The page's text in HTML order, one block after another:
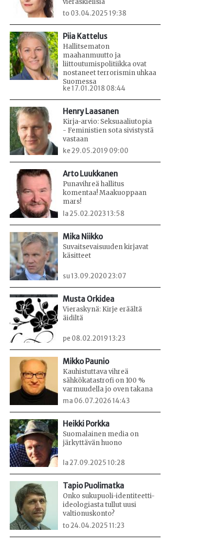
vieraskielisiä
to 03.04.2025 19:38
Piia Kattelus
Hallitsematon
maahanmuutto ja
liittoutumispolitiikka ovat
nostaneet terrorismin uhkaa
Suomessa
ke 17.01.2018 08:44
Henry Laasanen
Kirja-arvio: Seksuaaliutopia
- Feministien sota sivistystä
vastaan
ke 29.05.2019 09:00
Arto Luukkanen
Punavihreä hallitus
komentaa! Maakuoppaan
mars!
la 25.02.2023 13:58
Mika Niikko
Suvaitsevaisuuden kirjavat
käsitteet
su 13.09.2020 23:07
Musta Orkidea
Vieraskynä: Kirje eräältä
äidiltä
pe 08.02.2019 13:23
Mikko Paunio
Kauhistuttava vihreä
sähkökatastrofi on 100 %
varmuudella jo oven takana
ma 06.07.2026 14:43
Heikki Porkka
Suomalainen media on
järkyttävän huono
la 27.09.2025 10:28
Tapio Puolimatka
Onko sukupuoli-identiteetti-
ideologiasta tullut uusi
valtionuskonto?
to 24.04.2025 11:23